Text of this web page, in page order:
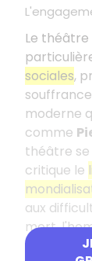
Le
sociales,
moderne
comme
théâtre
critique le
aux
mort,